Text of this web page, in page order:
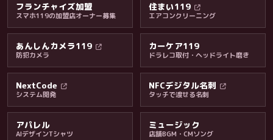
料金・保証・ご案内
フランチャイズ加盟
スマホ119の加盟店オーナー募集
住まい119
エアコンクリーニング
あんしんカメラ119
防犯カメラ
カーケア119
ドラレコ取付・ヘッドライト磨き
NextCode
システム開発
NFCデジタル名刺
タッチで渡せる名刺
アパレル
AIデザインTシャツ
ミュージック
店舗BGM・CMソング